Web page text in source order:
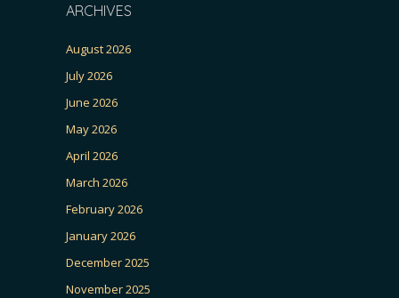
ARCHIVES
August 2026
July 2026
June 2026
May 2026
April 2026
March 2026
February 2026
January 2026
December 2025
November 2025